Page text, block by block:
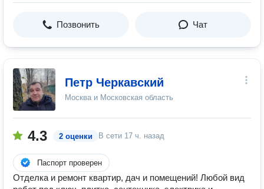
Позвонить Чат
Петр Черкавский
Москва и Московская область
4.3 2 оценки В сети 17 ч. назад
Паспорт проверен
Отделка и ремонт квартир, дач и помещений! Любой вид